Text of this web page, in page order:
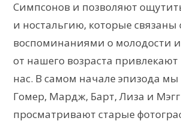
Симпсонов и позволяют
и ностальгию, которые связаны
воспоминаниями о молодости
от нашего возраста привлекают
нас. В самом начале эпизода
Гомер, Мардж, Барт, Лиза и
просматривают старые